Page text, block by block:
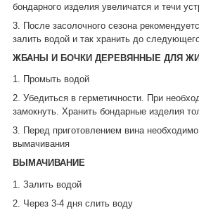
бондарного изделия увеличатся и течи
3. После засолочного сезона
залить водой и так хранить до
ЖБАНЫ И БОЧКИ ДЕРЕВЯННЫЕ ДЛЯ
1. Промыть водой
2. Убедиться в герметичности. При
замокнуть. Хранить бондарные изделия
3. Перед приготовлением вина
вымачивания
ВЫМАЧИВАНИЕ
1. Залить водой
2. Через 3-4 дня слить воду